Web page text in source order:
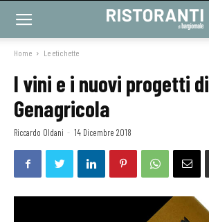
Home Le etichette
I vini e i nuovi progetti di
Genagricola
Riccardo Oldani - 14 Dicembre 2018